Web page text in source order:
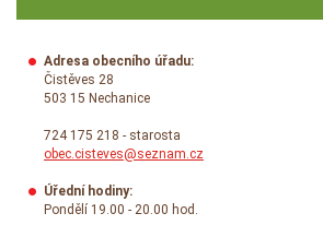
Adresa obecního úřadu:
Čistěves 28
503 15 Nechanice
724 175 218 - starosta
obec.cisteves@seznam.cz
Úřední hodiny:
Pondělí 19.00 - 20.00 hod.